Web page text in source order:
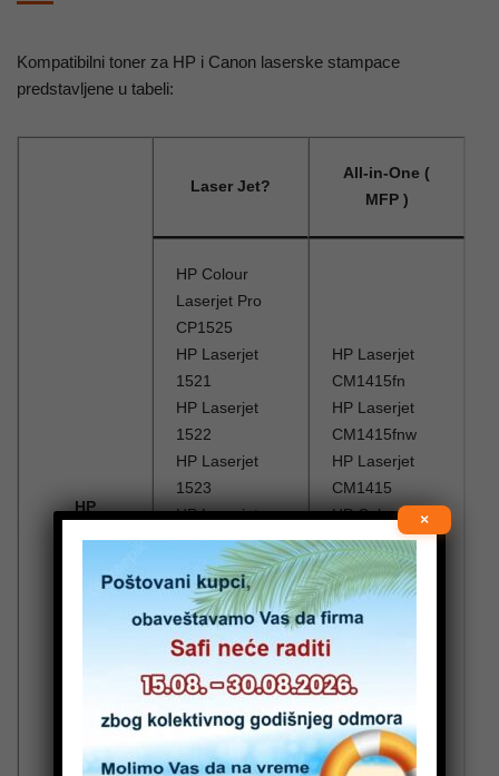
Kompatibilni toner za HP i Canon laserske stampace
predstavljene u tabeli:
HP
Laser Jet?
All-in-One (
MFP )
HP Colour
Laserjet Pro
CP1525
HP Laserjet
1521
HP Laserjet
1522
HP Laserjet
1523
HP Laserjet
1526
HP Laserjet
1527
HP Laserjet
1528
HP Laserjet
CP1525
HP Laserjet
CP1525NW
HP Laserjet
CM1415fn
HP Laserjet
CM1415fnw
HP Laserjet
CM1415
HP Colour
Laserjet
CM1410
HP Colour
Laserjet
HP Colour
Laserjet Pro
CM1415
×